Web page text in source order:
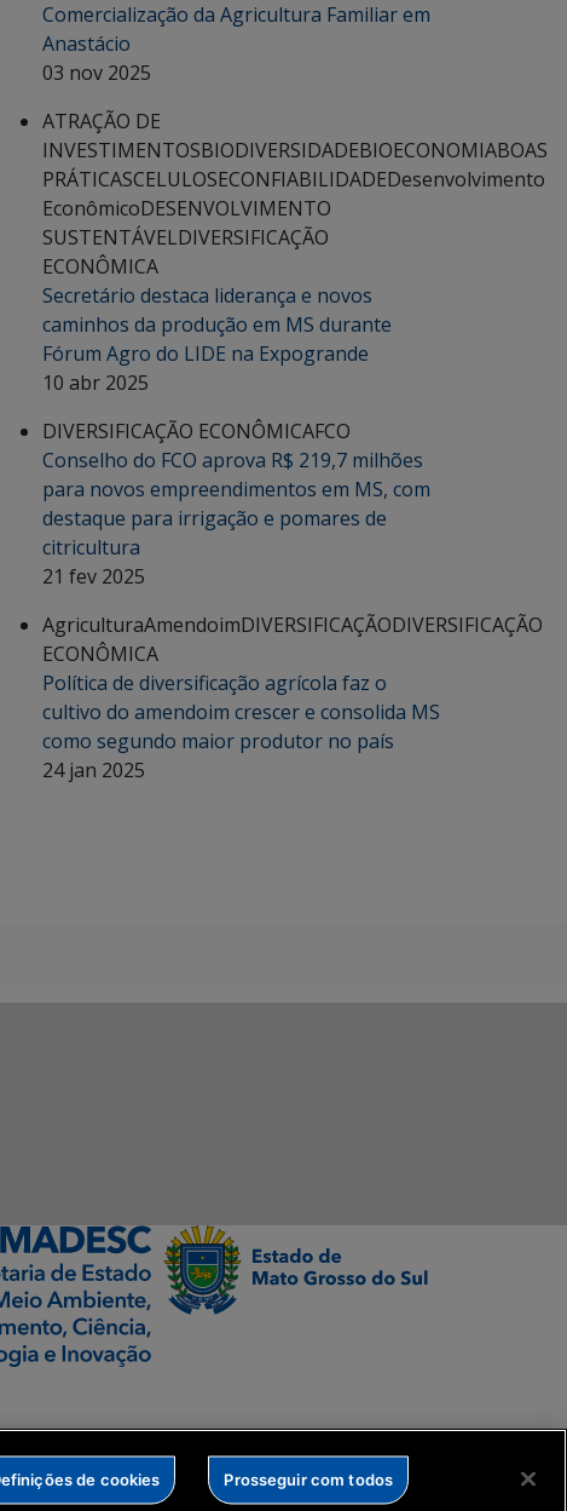
Comercialização da Agricultura Familiar em
Anastácio
03 nov 2025
ATRAÇÃO DE
INVESTIMENTOSBIODIVERSIDADEBIOECONOMIABOAS
PRÁTICASCELULOSECONFIABILIDADEDesenvolvimento
EconômicoDESENVOLVIMENTO
SUSTENTÁVELDIVERSIFICAÇÃO
ECONÔMICA
Secretário destaca liderança e novos
caminhos da produção em MS durante
Fórum Agro do LIDE na Expogrande
10 abr 2025
DIVERSIFICAÇÃO ECONÔMICAFCO
Conselho do FCO aprova R$ 219,7 milhões
para novos empreendimentos em MS, com
destaque para irrigação e pomares de
citricultura
21 fev 2025
AgriculturaAmendoimDIVERSIFICAÇÃODIVERSIFICAÇÃO
ECONÔMICA
Política de diversificação agrícola faz o
cultivo do amendoim crescer e consolida MS
como segundo maior produtor no país
24 jan 2025
de cookies Prosseguir com todos